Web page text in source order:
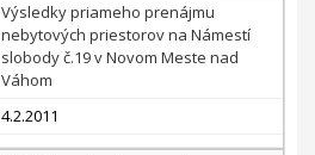
Výsledky priameho prenájmu
nebytových priestorov na Námestí
slobody č.19 v Novom Meste nad
Váhom
4.2.2011